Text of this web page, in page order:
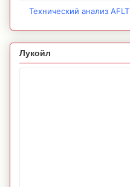
Технический анализ AFLT
Лукойл